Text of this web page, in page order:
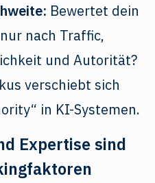
Bewertet dein
nach Traffic,
und Autorität?
verschiebt sich
in KI-Systemen.
Expertise sind